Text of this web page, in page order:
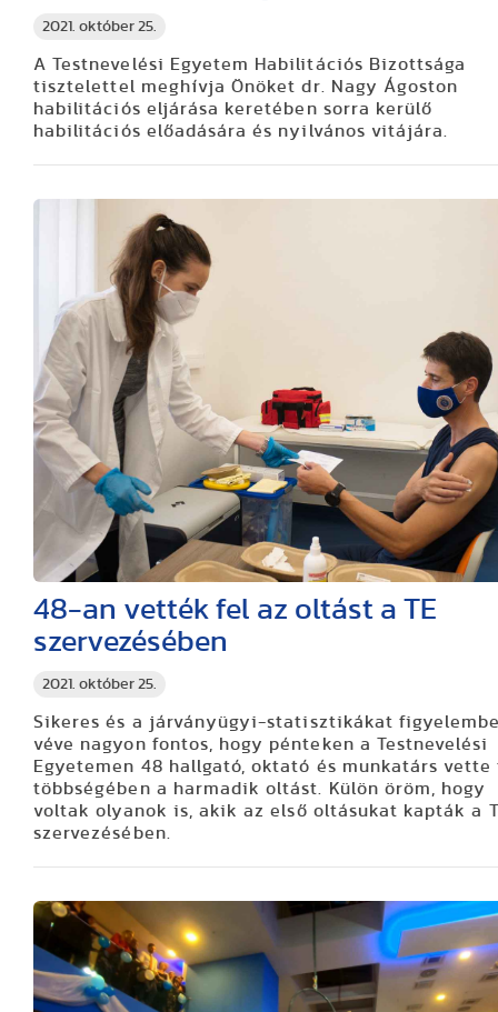
2021. október 25.
A Testnevelési Egyetem Habilitációs Bizottsága
tisztelettel meghívja Önöket dr. Nagy Ágoston
habilitációs eljárása keretében sorra kerülő
habilitációs előadására és nyilvános vitájára.
2021. október 25.
48-an vették fel az oltást a TE
szervezésében
Sikeres és a járványügyi-statisztikákat
véve nagyon fontos, hogy pénteken a Testnevelési
Egyetemen 48 hallgató, oktató és munkatárs vette
többségében a harmadik oltást. Külön öröm, hogy
voltak olyanok is, akik az első oltásukat kapták a
szervezésében.